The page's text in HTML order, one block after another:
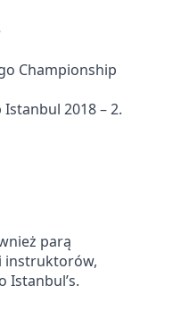
Championship
2018 – 2.
parą
instruktorów,
Istanbul’s.